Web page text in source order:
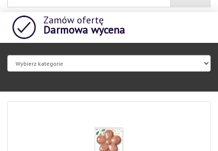
Zamów ofertę
Darmowa wycena